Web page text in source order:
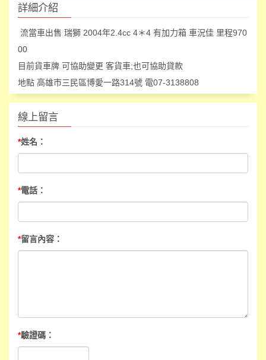
詳細介紹
流當車出售 瑞獅 2004年2.4cc 4＊4 有加力箱 車況佳 里程970
00
目前貨車牌 可協助變更 客貨車;也可協助貸款
地點 高雄市三民區博愛一路314號 電07-3138808
線上留言
*姓名：
*電話：
*留言內容：
*驗證碼：